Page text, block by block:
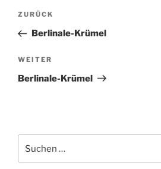
Beitragsnavigation
Vorheriger
Beitrag
ZURÜCK
Berlinale-Krümel
Nächster
Beitrag
WEITER
Berlinale-Krümel
nach: